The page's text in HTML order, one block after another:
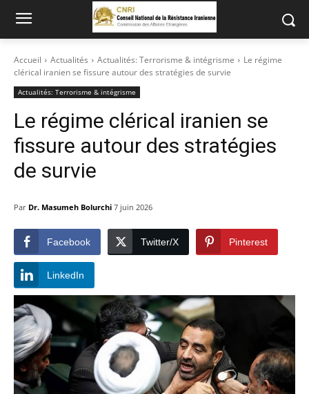
Accueil Actualités Actualités: Terrorisme & intégrisme
Le régime
clérical iranien se fissure autour des stratégies de survie
Actualités: Terrorisme & intégrisme
Le régime clérical iranien se
fissure autour des stratégies
de survie
Par Dr. Masumeh Bolurchi 7 juin 2026
Facebook Twitter/X Pinterest
LinkedIn